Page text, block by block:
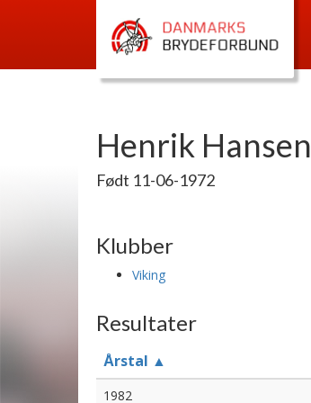
Henrik Hansen
Født 11-06-1972
Klubber
Viking
Resultater
Årstal ▲
1982